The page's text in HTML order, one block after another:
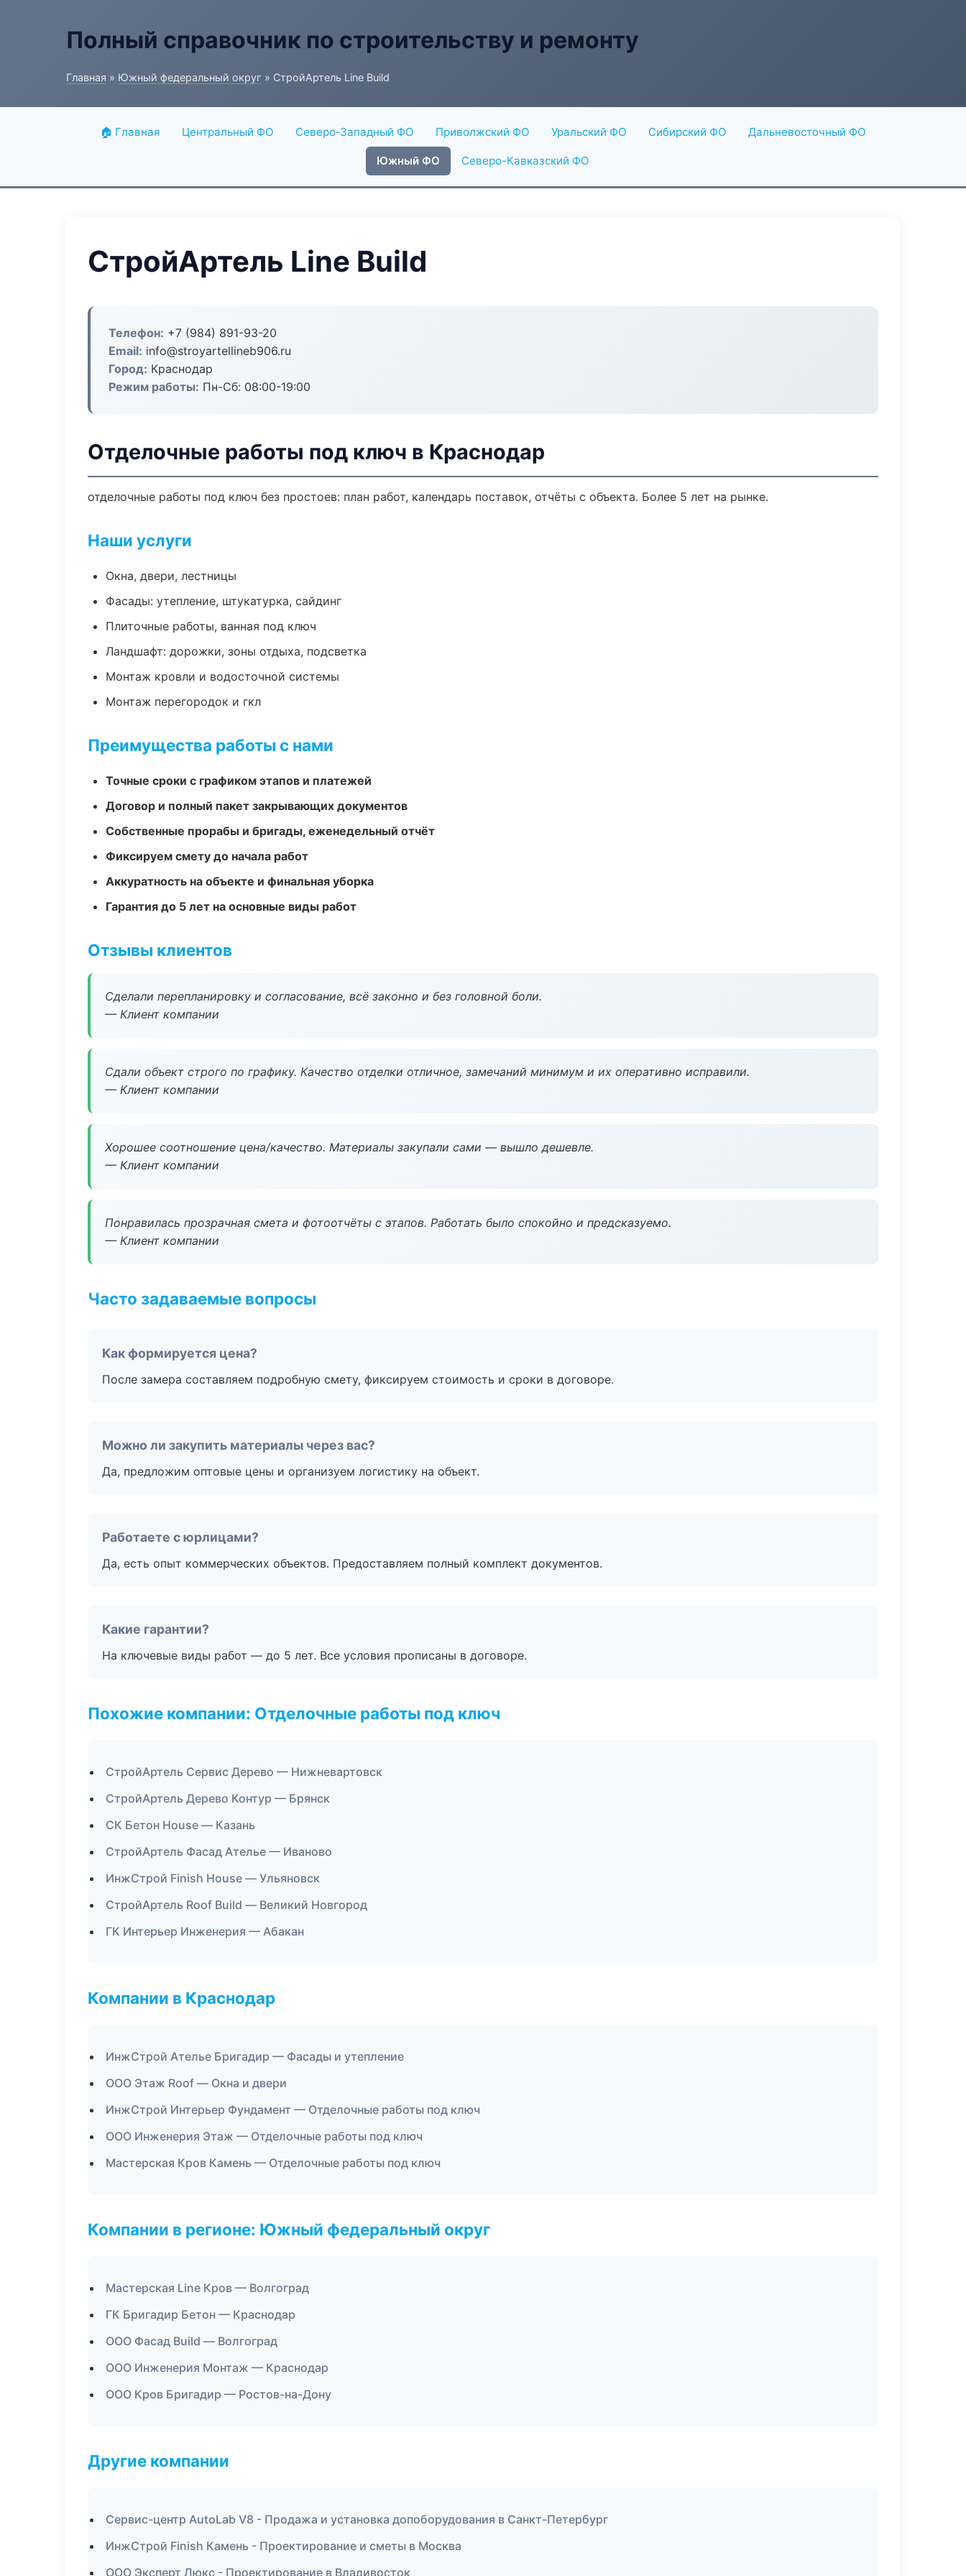
Полный справочник по строительству и ремонту
Главная » Южный федеральный округ » СтройАртель Line Build
🏠 Главная Центральный ФО Северо-Западный ФО Приволжский ФО Уральский ФО Сибирский ФО Дальневосточный ФО
Южный ФО Северо-Кавказский ФО
СтройАртель Line Build
Телефон: +7 (984) 891-93-20
Email: info@stroyartellineb906.ru
Город: Краснодар
Режим работы: Пн-Сб: 08:00-19:00
Отделочные работы под ключ в Краснодар
отделочные работы под ключ без простоев: план работ, календарь поставок, отчёты с объекта. Более 5 лет на рынке.
Наши услуги
Окна, двери, лестницы
Фасады: утепление, штукатурка, сайдинг
Плиточные работы, ванная под ключ
Ландшафт: дорожки, зоны отдыха, подсветка
Монтаж кровли и водосточной системы
Монтаж перегородок и гкл
Преимущества работы с нами
Точные сроки с графиком этапов и платежей
Договор и полный пакет закрывающих документов
Собственные прорабы и бригады, еженедельный отчёт
Фиксируем смету до начала работ
Аккуратность на объекте и финальная уборка
Гарантия до 5 лет на основные виды работ
Отзывы клиентов
Сделали перепланировку и согласование, всё законно и без головной боли.
— Клиент компании
Сдали объект строго по графику. Качество отделки отличное, замечаний минимум и их оперативно исправили.
— Клиент компании
Хорошее соотношение цена/качество. Материалы закупали сами — вышло дешевле.
— Клиент компании
Понравилась прозрачная смета и фотоотчёты с этапов. Работать было спокойно и предсказуемо.
— Клиент компании
Часто задаваемые вопросы
Как формируется цена?
После замера составляем подробную смету, фиксируем стоимость и сроки в договоре.
Можно ли закупить материалы через вас?
Да, предложим оптовые цены и организуем логистику на объект.
Работаете с юрлицами?
Да, есть опыт коммерческих объектов. Предоставляем полный комплект документов.
Какие гарантии?
На ключевые виды работ — до 5 лет. Все условия прописаны в договоре.
Похожие компании: Отделочные работы под ключ
СтройАртель Сервис Дерево — Нижневартовск
СтройАртель Дерево Контур — Брянск
СК Бетон House — Казань
СтройАртель Фасад Ателье — Иваново
ИнжСтрой Finish House — Ульяновск
СтройАртель Roof Build — Великий Новгород
ГК Интерьер Инженерия — Абакан
Компании в Краснодар
ИнжСтрой Ателье Бригадир — Фасады и утепление
ООО Этаж Roof — Окна и двери
ИнжСтрой Интерьер Фундамент — Отделочные работы под ключ
ООО Инженерия Этаж — Отделочные работы под ключ
Мастерская Кров Камень — Отделочные работы под ключ
Компании в регионе: Южный федеральный округ
Мастерская Line Кров — Волгоград
ГК Бригадир Бетон — Краснодар
ООО Фасад Build — Волгоград
ООО Инженерия Монтаж — Краснодар
ООО Кров Бригадир — Ростов-на-Дону
Другие компании
Сервис-центр AutoLab V8 - Продажа и установка допоборудования в Санкт-Петербург
ИнжСтрой Finish Камень - Проектирование и сметы в Москва
ООО Эксперт Люкс - Проектирование в Владивосток